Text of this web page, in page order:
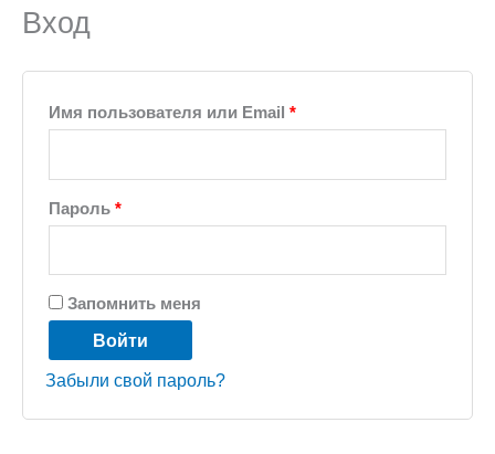
Вход
Имя пользователя или Email *
Пароль *
Запомнить меня
Войти
Забыли свой пароль?